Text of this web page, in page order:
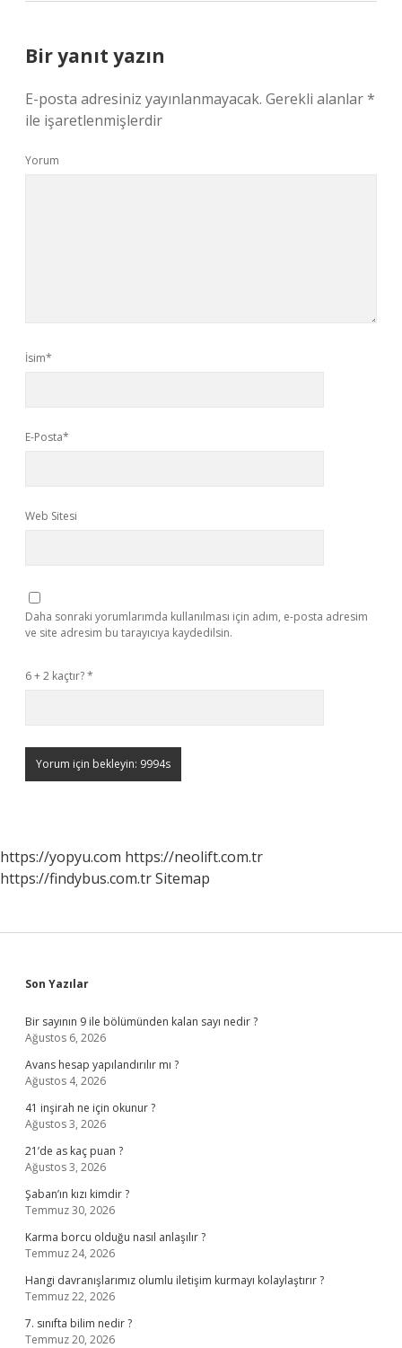
Bir yanıt yazın
E-posta adresiniz yayınlanmayacak. Gerekli alanlar*
ile işaretlenmişlerdir
Yorum
İsim*
E-Posta*
Web Sitesi
Daha sonraki yorumlarımda kullanılması için adım, e-posta adresim
ve site adresim bu tarayıcıya kaydedilsin.
6 + 2 kaçtır?*
https://yopyu.com https://neolift.com.tr
https://findybus.com.trSitemap
Sidebar
Son Yazılar
Bir sayının 9 ile bölümünden kalan sayı nedir ?
Ağustos 6, 2026
Avans hesap yapılandırılır mı ?
Ağustos 4, 2026
41 inşirah ne için okunur ?
Ağustos 3, 2026
21’de as kaç puan ?
Ağustos 3, 2026
Şaban’ın kızı kimdir ?
Temmuz 30, 2026
Karma borcu olduğu nasıl anlaşılır ?
Temmuz 24, 2026
Hangi davranışlarımız olumlu iletişim kurmayı kolaylaştırır ?
Temmuz 22, 2026
7. sınıfta bilim nedir ?
Temmuz 20, 2026